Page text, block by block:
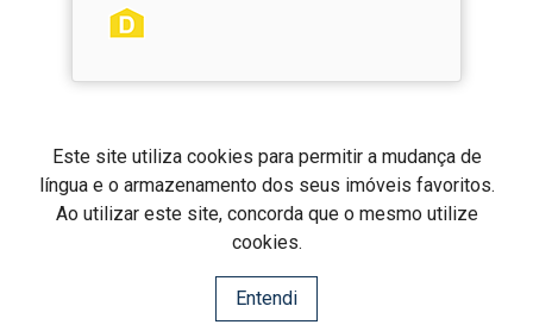
Este site utiliza cookies para permitir a mudança de
língua e o armazenamento dos seus imóveis favoritos.
Ao utilizar este site, concorda que o mesmo utilize
cookies.
Entendi
REALMA
Realma ImobiliáriaAMI: 19761
Centros de Resolução de Litígios